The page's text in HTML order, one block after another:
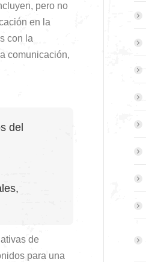
pero no
en la
con la
comunicación,
del
de
para una